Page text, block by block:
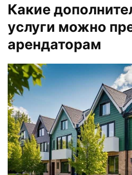
Какие
услуги можно
арендаторам